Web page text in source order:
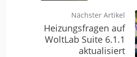
Nächster Artikel
Heizungsfragen auf
WoltLab Suite 6.1.1
aktualisiert